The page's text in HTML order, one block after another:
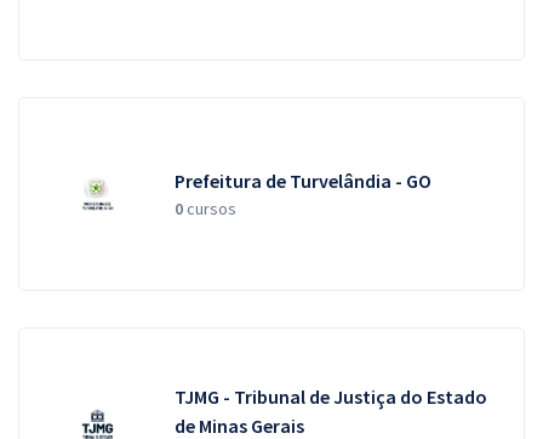
Prefeitura de Turvelândia - GO
0cursos
TJMG - Tribunal de Justiça do Estado
de Minas Gerais